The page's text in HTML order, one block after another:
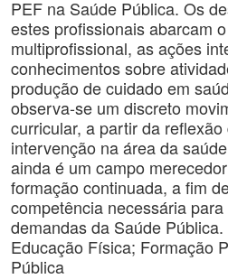
PEF na Saúde Pública. Os
estes profissionais abarcam
multiprofissional, as ações
conhecimentos sobre
produção de cuidado em
observa-se um discreto
curricular, a partir da
intervenção na área da
ainda é um campo
formação continuada, a fim
competência necessária
demandas da Saúde
Educação Física; Formação
Pública